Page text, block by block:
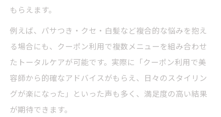
もらえます。
例えば、パサつき・クセ・白髪など複合的な悩みを抱え
る場合にも、クーポン利用で複数メニューを組み合わせ
たトータルケアが可能です。実際に「クーポン利用で美
容師から的確なアドバイスがもらえ、日々のスタイリン
グが楽になった」といった声も多く、満足度の高い結果
が期待できます。